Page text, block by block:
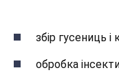
збір гусениць і
обробка